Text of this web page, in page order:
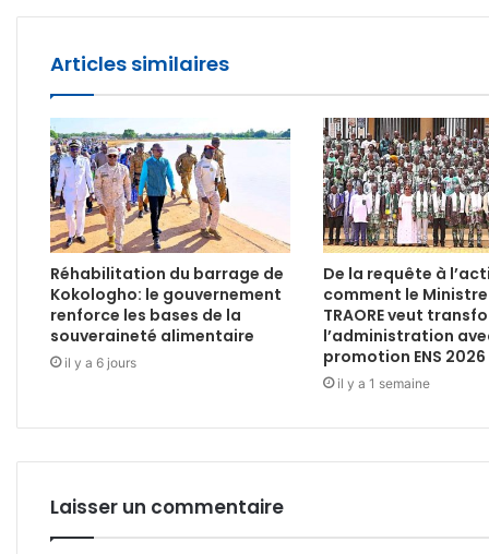
Articles similaires
Réhabilitation du barrage de
Kokologho: le gouvernement
renforce les bases de la
souveraineté alimentaire
il y a 6 jours
De la requête à
comment le
TRAORE veut
l’administration
promotion ENS 2026
il y a 1 semaine
Laisser un commentaire